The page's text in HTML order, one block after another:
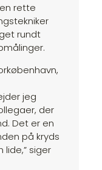
rette
rundt
jeg
der
Det er en
på kryds
siger